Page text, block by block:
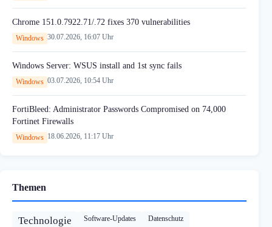
Chrome 151.0.7922.71/.72 fixes 370 vulnerabilities
Windows 30.07.2026, 16:07 Uhr
Windows Server: WSUS install and 1st sync fails
Windows 03.07.2026, 10:54 Uhr
FortiBleed: Administrator Passwords Compromised on 74,000
Fortinet Firewalls
Windows 18.06.2026, 11:17 Uhr
Themen
Technologie Software-Updates Datenschutz